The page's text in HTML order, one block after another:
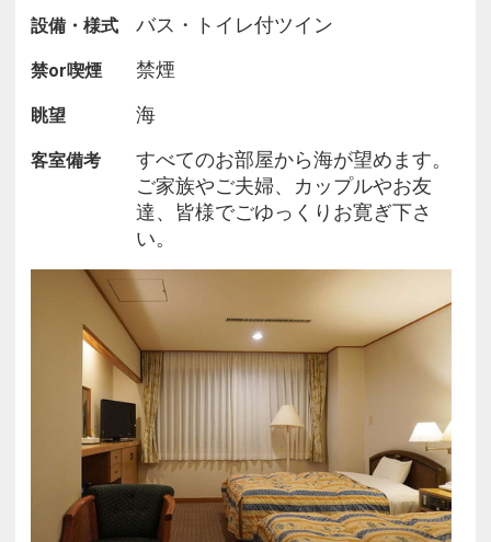
・‥…━◆海の見える展望大浴場◆━…‥・
旅の疲れはその日にすっきりとほぐしましょ(＾＾)
を…☆
眼下に広がる豊かな海面から真正面に上がっていく
当ホテルの自慢の一つです♪
・‥…━◆当ホテルまでのアクセス◆━…‥・
□電車(JR)でのアクセス
→JR日豊本線杵築駅より大分交通バスで約40分。
黒津崎海岸下車後、徒歩約2分。
□お車でのアクセス
→大分自動車道速見ICから40km（約45分）
大分空港から6.9km（約10分）
・‥…━◆周辺観光◆━…‥・
設備・様式 バス・トイレ付ツイン
禁or喫煙 禁煙
眺望 海
客室備考
すべてのお部屋から海が望めます。
ご家族やご夫婦、カップルやお友
達、皆様でごゆっくりお寛ぎ下さ
い。